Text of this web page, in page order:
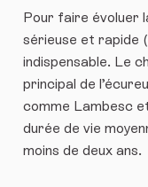
Pour faire évoluer
sérieuse et rapide
indispensable. Le
principal de
comme Lambesc
durée de vie
moins de deux ans.